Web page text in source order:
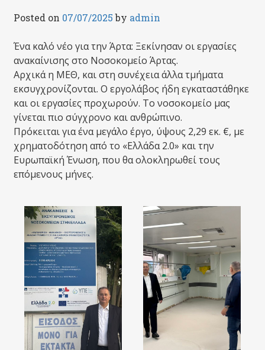
Posted on 07/07/2025by admin
Ένα καλό νέο για την Άρτα: Ξεκίνησαν οι εργασίες
ανακαίνισης στο Νοσοκομείο Άρτας.
Αρχικά η ΜΕΘ, και στη συνέχεια άλλα τμήματα
εκσυγχρονίζονται. Ο εργολάβος ήδη εγκαταστάθηκε
και οι εργασίες προχωρούν. Το νοσοκομείο μας
γίνεται πιο σύγχρονο και ανθρώπινο.
Πρόκειται για ένα μεγάλο έργο, ύψους 2,29 εκ. €, με
χρηματοδότηση από το «Ελλάδα 2.0» και την
Ευρωπαϊκή Ένωση, που θα ολοκληρωθεί τους
επόμενους μήνες.